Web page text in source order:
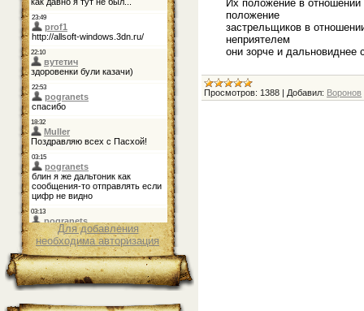
Для добавления
необходима авторизация
Их положение в
положение
застрельщиков в
неприятелем
они зорче и дальновиднее
Просмотров: 1388 | Добавил: Воронов